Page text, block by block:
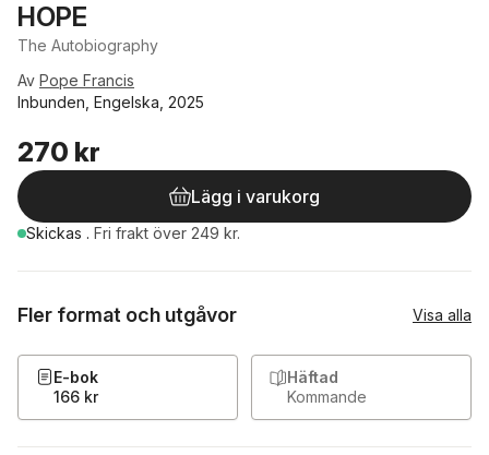
HOPE
The Autobiography
Av Pope Francis
Inbunden, Engelska, 2025
270 kr
Lägg i varukorg
Skickas . Fri frakt över 249 kr.
Fler format och utgåvor Visa alla
E-bok
166 kr
Häftad
Kommande